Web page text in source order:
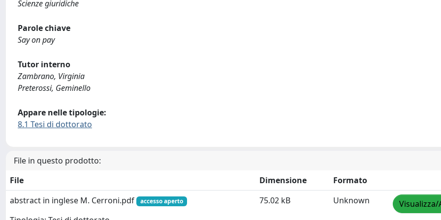
Scienze giuridiche
Parole chiave
Say on pay
Tutor interno
Zambrano, Virginia
Preterossi, Geminello
Appare nelle tipologie:
8.1 Tesi di dottorato
File in questo prodotto:
File
Dimensione
Formato
abstract in inglese M. Cerroni.pdf
accesso aperto 75.02 kB Unknown